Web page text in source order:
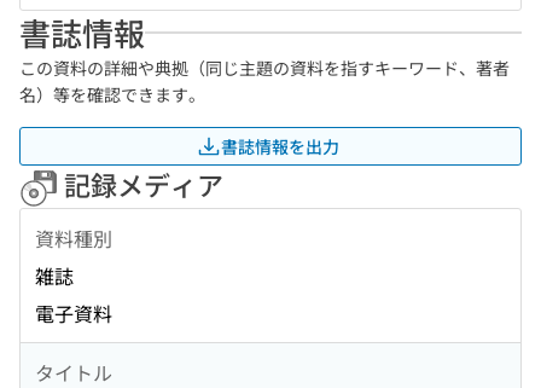
書誌情報
この資料の詳細や典拠（同じ主題の資料を指すキーワード、著者
名）等を確認できます。
書誌情報を出力
記録メディア
資料種別
雑誌
電子資料
タイトル